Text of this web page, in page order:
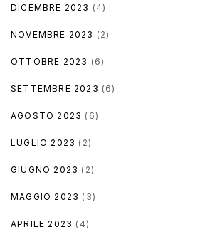
DICEMBRE 2023 (4)
NOVEMBRE 2023 (2)
OTTOBRE 2023 (6)
SETTEMBRE 2023 (6)
AGOSTO 2023 (6)
LUGLIO 2023 (2)
GIUGNO 2023 (2)
MAGGIO 2023 (3)
APRILE 2023 (4)